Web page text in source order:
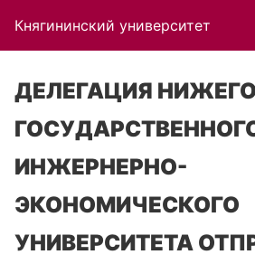
Княгининский университет
ДЕЛЕГАЦИЯ
ИНЖЕРНЕРНО-
ЭКОНОМИЧЕСКОГО
УНИВЕРСИТЕТА